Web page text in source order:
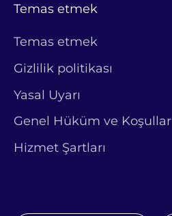
Temas etmek
Temas etmek
Gizlilik politikası
Yasal Uyarı
Genel Hüküm ve Koşullar
Hizmet Şartları